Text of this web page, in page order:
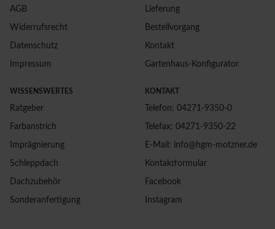
AGB
Widerrufsrecht
Datenschutz
Impressum
Lieferung
Bestellvorgang
Kontakt
Gartenhaus-Konfigurator
WISSENSWERTES
Ratgeber
Farbanstrich
Imprägnierung
Schleppdach
Dachzubehör
Sonderanfertigung
KONTAKT
Telefon: 04271-9350-0
Telefax: 04271-9350-22
E-Mail: info@hgm-motzner.de
Kontaktformular
Facebook
Instagram